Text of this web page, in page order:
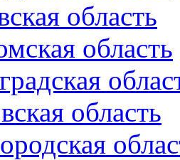
область
область
область